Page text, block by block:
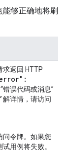
够正确地将刷
返回 HTTP
错误代码或消息”
解详情，请访问
问令牌。如果您
用例将失败。